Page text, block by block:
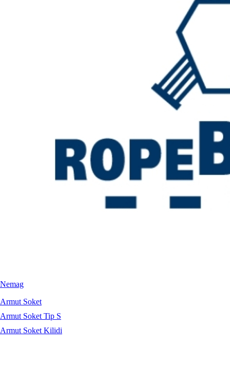
Nemag
Armut Soket
Armut Soket Tip S
Armut Soket Kilidi